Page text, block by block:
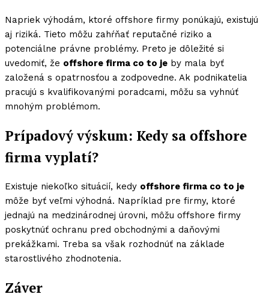
Napriek výhodám, ktoré offshore firmy ponúkajú, existujú
aj riziká. Tieto môžu zahŕňať reputačné riziko a
potenciálne právne problémy. Preto je dôležité si
uvedomiť, že offshore firma co to je by mala byť
založená s opatrnosťou a zodpovedne. Ak podnikatelia
pracujú s kvalifikovanými poradcami, môžu sa vyhnúť
mnohým problémom.
Prípadový výskum: Kedy sa offshore
firma vyplatí?
Existuje niekoľko situácií, kedy offshore firma co to je
môže byť veľmi výhodná. Napríklad pre firmy, ktoré
jednajú na medzinárodnej úrovni, môžu offshore firmy
poskytnúť ochranu pred obchodnými a daňovými
prekážkami. Treba sa však rozhodnúť na základe
starostlivého zhodnotenia.
Záver